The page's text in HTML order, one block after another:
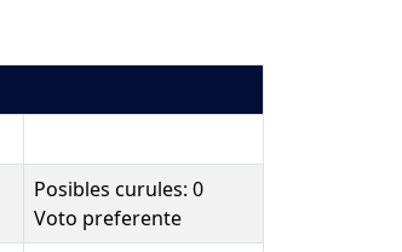
Posibles curules: 0
Voto preferente